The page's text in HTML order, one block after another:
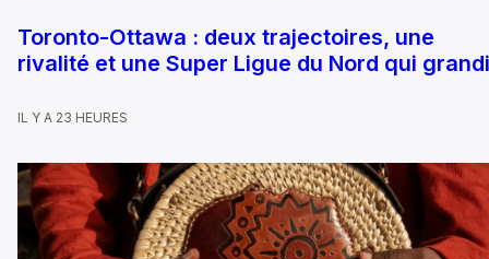
Toronto-Ottawa : deux trajectoires, une
rivalité et une Super Ligue du Nord qui
IL Y A 23 HEURES